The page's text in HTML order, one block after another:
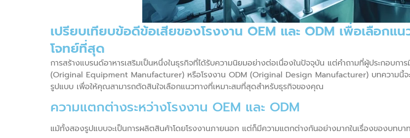
เปรียบเทียบข้อดีข้อเสียของโรงงาน OEM และ ODM เพื่อเลือกแ
โจทย์ที่สุด
การสร้างแบรนด์อาหารเสริมเป็นหนึ่งในธุรกิจที่ได้รับความนิยมอย่างต่อเนื่องในปัจจุบัน แต่คำถามที่ผู้ประกอบกา
(Original Equipment Manufacturer) หรือโรงงาน ODM (Original Design Manufacturer) บทความนี้
รูปแบบ เพื่อให้คุณสามารถตัดสินใจเลือกแนวทางที่เหมาะสมที่สุดสำหรับธุรกิจของคุณ
ความแตกต่างระหว่างโรงงาน OEM และ ODM
แม้ทั้งสองรูปแบบจะเป็นการผลิตสินค้าโดยโรงงานภายนอก แต่ก็มีความแตกต่างกันอย่างมากในเรื่องของบทบา